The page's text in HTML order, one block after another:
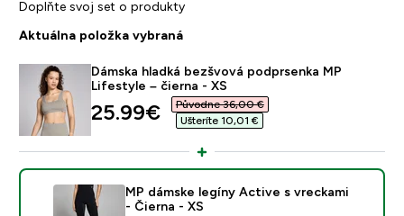
Doplňte svoj set o produkty
Aktuálna položka vybraná
Dámska hladká bezšvová podprsenka MP
Lifestyle – čierna - XS
discounted price
25.99€‎
Původne 36,00 €‎
Ušteríte 10,01 €‎
MP dámske legíny Active s vreckami
- Čierna - XS